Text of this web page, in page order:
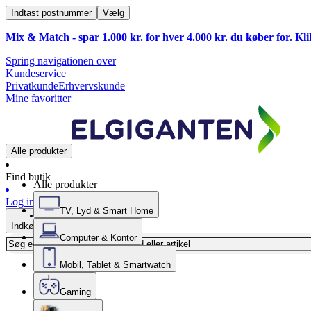
Indtast postnummer Vælg
Mix & Match - spar 1.000 kr. for hver 4.000 kr. du køber for.
Spring navigationen over
Kundeservice
PrivatkundeErhvervskunde
Mine favoritter
Alle produkter
Find butik
Log ind
Indkøbskurv
Alle produkter
TV, Lyd & Smart Home
Computer & Kontor
Mobil, Tablet & Smartwatch
Gaming